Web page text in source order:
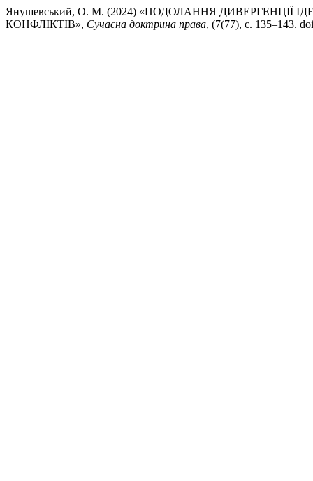
Янушевський, О. М. (2024) «ПОДОЛАННЯ
КОНФЛІКТІВ», Сучасна доктрина права, (7(77), с. 135–143.